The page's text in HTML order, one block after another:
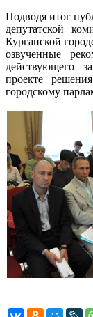
Подводя итог
депутатской
Курганской
озвученные
действующего
проекте
городскому